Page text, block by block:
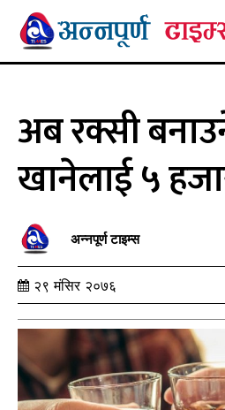
अब रक्सी
खानेलाई ५
अन्नपूर्ण टाइम्स
२९ मंसिर २०७६